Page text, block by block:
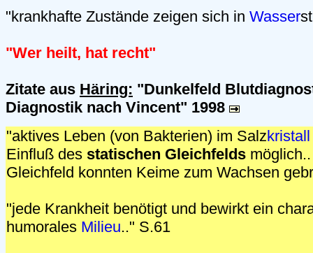
"krankhafte Zustände zeigen sich in Wasser
"Wer heilt, hat recht"
Zitate aus Häring: "Dunkelfeld
Diagnostik nach Vincent" 1998
"aktives Leben (von Bakterien) im Salzkristall
Einfluß des statischen Gleichfelds
Gleichfeld konnten Keime zum Wachsen
"jede Krankheit benötigt und bewirkt ein
humorales Milieu.." S.61